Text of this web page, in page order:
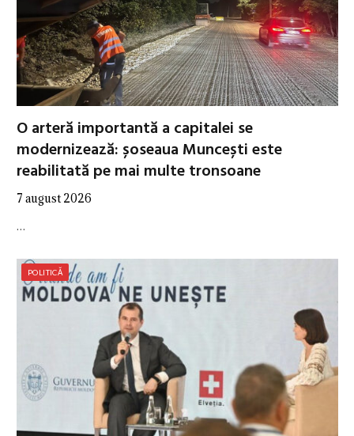
O arteră importantă a capitalei se
modernizează: șoseaua Muncești este
reabilitată pe mai multe tronsoane
7 august 2026
…
POLITICĂ